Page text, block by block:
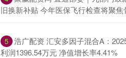
旧换新补贴 今年医保飞行检查将聚
5 浩广配资 汇安多因子混合A：
利润1396.54万元 净值增长率4.41%